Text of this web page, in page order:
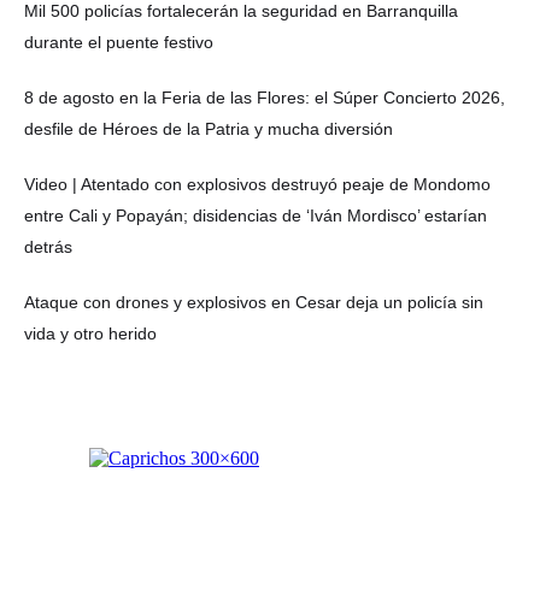
Mil 500 policías fortalecerán la seguridad en Barranquilla
durante el puente festivo
8 de agosto en la Feria de las Flores: el Súper Concierto 2026,
desfile de Héroes de la Patria y mucha diversión
Video | Atentado con explosivos destruyó peaje de Mondomo
entre Cali y Popayán; disidencias de ‘Iván Mordisco’ estarían
detrás
Ataque con drones y explosivos en Cesar deja un policía sin
vida y otro herido